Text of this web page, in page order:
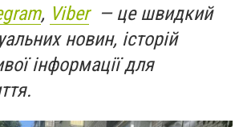
, Viber— це швидкий
новин, історій
інформації для